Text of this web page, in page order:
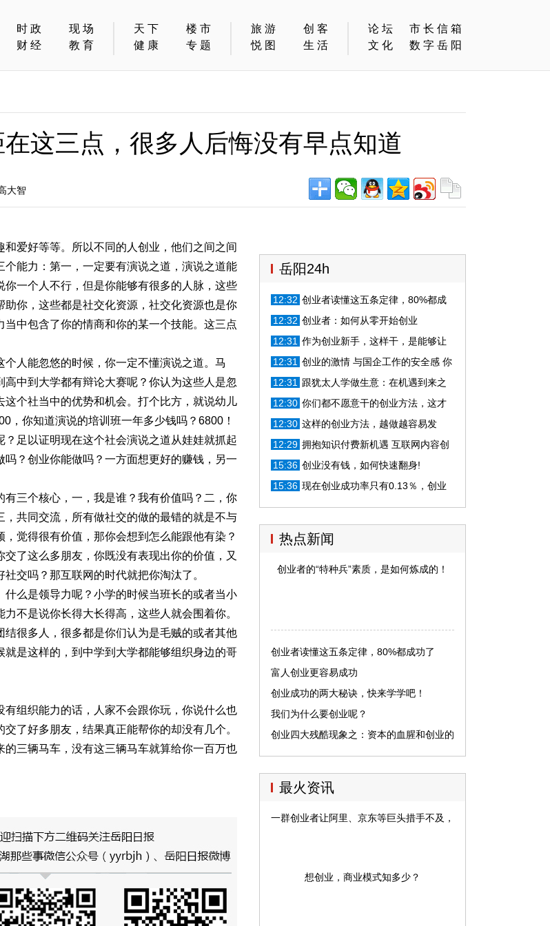
时政
现场
财经
教育
天下
楼市
健康
专题
旅游
创客
悦图
生活
论坛
市长信箱
文化
数字岳阳
这三点，很多人后悔没有早点知道
大智
爱好等等。所以不同的人创业，他们之间之间
能力：第一，一定要有演说之道，演说之道能
一个人不行，但是你能够有很多的人脉，这些
你，这些都是社交化资源，社交化资源也是你
中包含了你的情商和你的某一个技能。这三点
人能忽悠的时候，你一定不懂演说之道。马
中到大学都有辩论大赛呢？你认为这些人是忽
个社当中的优势和机会。打个比方，就说幼儿
，你知道演说的培训班一年多少钱吗？6800！
足以证明现在这个社会演说之道从娃娃就抓起
？创业你能做吗？一方面想更好的赚钱，另一
三个核心，一，我是谁？我有价值吗？二，你
共同交流，所有做社交的做的最错的就是不与
觉得很有价值，那你会想到怎么能跟他有染？
了这么多朋友，你既没有表现出你的价值，又
交吗？那互联网的时代就把你淘汰了。
么是领导力呢？小学的时候当班长的或者当小
不是说你长得大长得高，这些人就会围着你。
很多人，很多都是你们认为是毛贼的或者其他
是这样的，到中学到大学都能够组织身边的哥
组织能力的话，人家不会跟你玩，你说什么也
了好多朋友，结果真正能帮你的却没有几个。
三辆马车，没有这三辆马车就算给你一百万也
岳阳24h
12:32 创业者读懂这五条定律，80%都成
功了
12:32 创业者：如何从零开始创业
12:31 作为创业新手，这样干，是能够让
你快速成功的有效方法
12:31 创业的激情 与国企工作的安全感 你
会选择哪个
12:31
跟犹太人学做生意：在机遇到来之
前，你最需要的是这样东西
12:30 你们都不愿意干的创业方法，这才
是最赚钱的
12:30 这样的创业方法，越做越容易发
财，每个人都可以
12:29 拥抱知识付费新机遇 互联网内容创
业达人赛启动
15:36 创业没有钱，如何快速翻身!
15:36 现在创业成功率只有0.13％，创业
如何提高成功率？
热点新闻
创业者的“特种兵”素质，是如何炼成的！
创业者读懂这五条定律，80%都成功了
富人创业更容易成功
创业成功的两大秘诀，快来学学吧！
我们为什么要创业呢？
创业四大残酷现象之：资本的血腥和创业的
幻想
最火资讯
一群创业者让阿里、京东等巨头措手不及，杀入万亿蓝海市场
想创业，商业模式知多少？